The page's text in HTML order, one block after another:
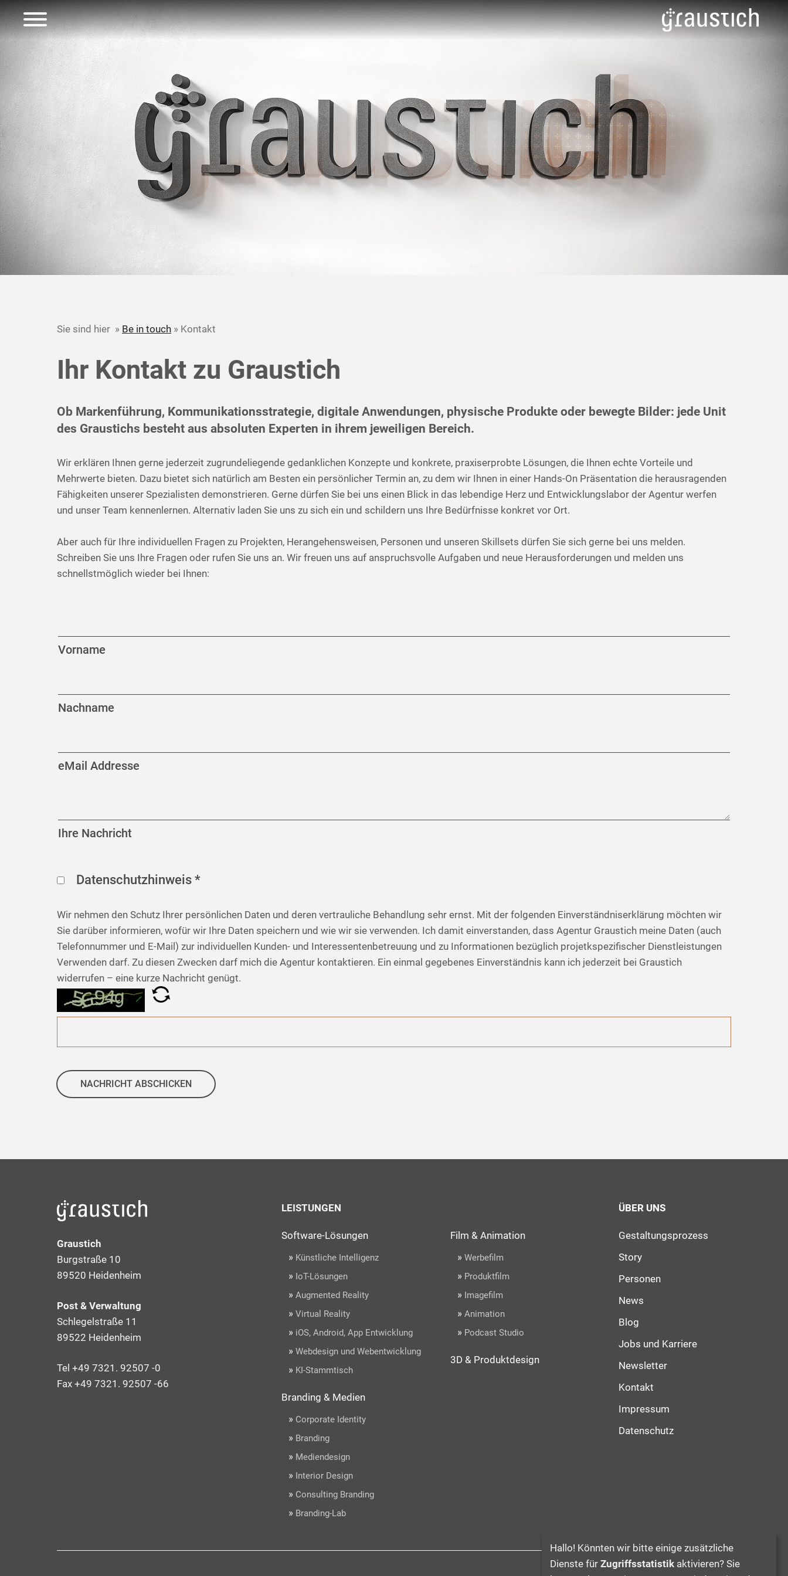
Sie sind hier » Be in touch » Kontakt
Ihr Kontakt zu Graustich
Ob Markenführung, Kommunikationsstrategie, digitale Anwendungen, physische Produkte oder bewegte Bilder: jede Unit
des Graustichs besteht aus absoluten Experten in ihrem jeweiligen Bereich.
Wir erklären Ihnen gerne jederzeit zugrundeliegende gedanklichen Konzepte und konkrete, praxiserprobte Lösungen, die Ihnen echte Vorteile und
Mehrwerte bieten. Dazu bietet sich natürlich am Besten ein persönlicher Termin an, zu dem wir Ihnen in einer Hands-On Präsentation die herausragenden
Fähigkeiten unserer Spezialisten demonstrieren. Gerne dürfen Sie bei uns einen Blick in das lebendige Herz und Entwicklungslabor der Agentur werfen
und unser Team kennenlernen. Alternativ laden Sie uns zu sich ein und schildern uns Ihre Bedürfnisse konkret vor Ort.
Aber auch für Ihre individuellen Fragen zu Projekten, Herangehensweisen, Personen und unseren Skillsets dürfen Sie sich gerne bei uns melden.
Schreiben Sie uns Ihre Fragen oder rufen Sie uns an. Wir freuen uns auf anspruchsvolle Aufgaben und neue Herausforderungen und melden uns
schnellstmöglich wieder bei Ihnen:
Vorname
Nachname
eMail Addresse
Ihre Nachricht
Datenschutzhinweis *
Wir nehmen den Schutz Ihrer persönlichen Daten und deren vertrauliche Behandlung sehr ernst. Mit der folgenden Einverständniserklärung möchten wir
Sie darüber informieren, wofür wir Ihre Daten speichern und wie wir sie verwenden. Ich damit einverstanden, dass Agentur Graustich meine Daten (auch
Telefonnummer und E-Mail) zur individuellen Kunden- und Interessentenbetreuung und zu Informationen bezüglich projetkspezifischer Dienstleistungen
Verwenden darf. Zu diesen Zwecken darf mich die Agentur kontaktieren. Ein einmal gegebenes Einverständnis kann ich jederzeit bei Graustich
widerrufen – eine kurze Nachricht genügt.
NACHRICHT ABSCHICKEN
Graustich
Burgstraße 10
89520 Heidenheim
Post & Verwaltung
Schlegelstraße 11
89522 Heidenheim
Tel +49 7321. 92507 -0
Fax +49 7321. 92507 -66
LEISTUNGEN
Software-Lösungen
» Künstliche Intelligenz
» IoT-Lösungen
»Augmented Reality
»Virtual Reality
» iOS, Android, App Entwicklung
»Webdesign und Webentwicklung
» KI-Stammtisch
Branding & Medien
» Corporate Identity
» Branding
» Mediendesign
» Interior Design
» Consulting Branding
» Branding-Lab
Film & Animation
» Werbefilm
» Produktfilm
» Imagefilm
» Animation
» Podcast Studio
3D & Produktdesign
ÜBER UNS
Gestaltungsprozess
Story
Personen
News
Blog
Jobs und Karriere
Newsletter
Kontakt
Impressum
Datenschutz
Hallo! Könnten wir bitte einige zusätzliche
Dienste für Zugriffsstatistik aktivieren? Sie